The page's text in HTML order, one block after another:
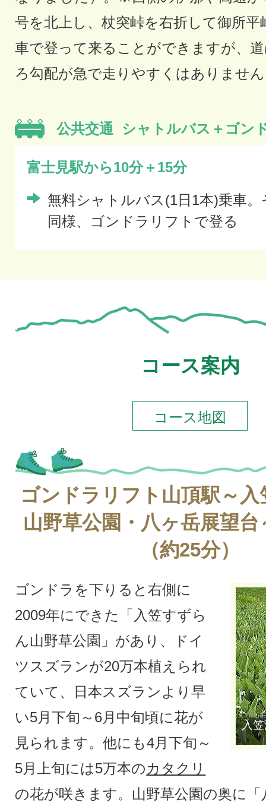
号を北上し、杖突峠を右折して御所平
車で登って来ることができますが、
ろ勾配が急で走りやすくはありませ
公共交通 シャトルバス＋ゴン
富士見駅から10分＋15分
無料シャトルバス(1日1本)乗車
同様、ゴンドラリフトで登る
コース案内
コース地図
ゴンドラリフト山頂駅～
山野草公園・八ヶ岳展望台
（約25分）
入
ゴンドラを下りると右側に
2009年にできた「入笠すずら
ん山野草公園」があり、ドイ
ツスズランが20万本植えられ
ていて、日本スズランより早
い5月下旬～6月中旬頃に花が
見られます。他にも4月下旬～
5月上旬には5万本のカタクリ
の花が咲きます。山野草公園の奥に「